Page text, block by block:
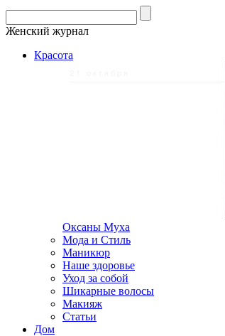
Женский журнал
Красота
Оксаны Муха
Мода и Стиль
Маникюр
Наше здоровье
Уход за собой
Шикарные волосы
Макияж
Статьи
Дом